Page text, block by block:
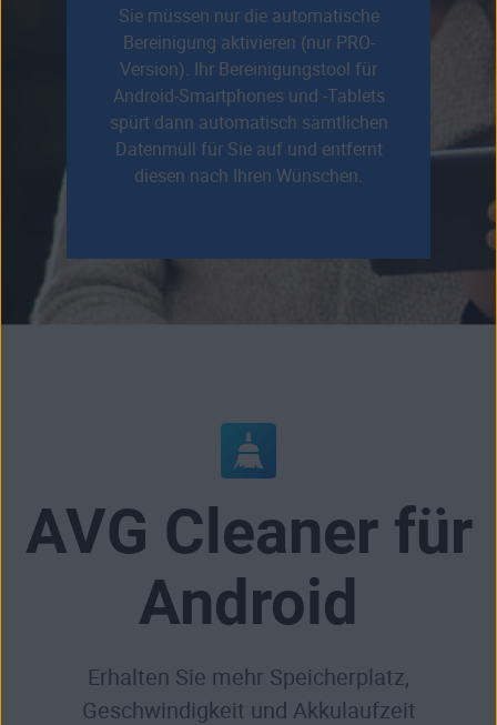
Sie müssen nur die automatische
Bereinigung aktivieren (nur PRO-
Version). Ihr Bereinigungstool für
Android-Smartphones und -Tablets
spürt dann automatisch sämtlichen
Datenmüll für Sie auf und entfernt
diesen nach Ihren Wünschen.
AVG Cleaner für
Android
Erhalten Sie mehr Speicherplatz,
Geschwindigkeit und Akkulaufzeit